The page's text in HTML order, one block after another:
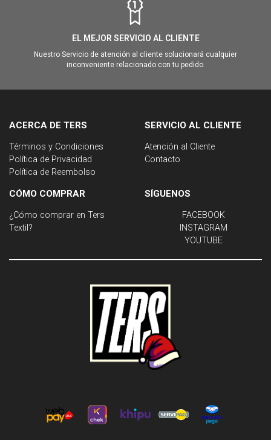
EL MEJOR SERVICIO AL CLIENTE
Nuestro Servicio de atención al cliente solucionará cualquier
inconveniente relacionado con tu pedido.
ACERCA DE TERS
Términos y Condiciones
Política de Privacidad
Política de Reembolso
SERVICIO AL CLIENTE
Atención al Cliente
Contacto
CÓMO COMPRAR
¿Cómo comprar en Ters
Textil?
SÍGUENOS
FACEBOOK
INSTAGRAM
YOUTUBE